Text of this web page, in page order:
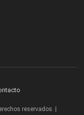
reservados. |